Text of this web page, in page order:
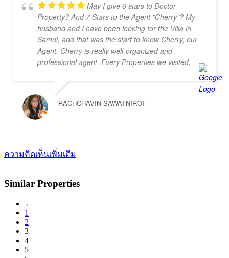
constantly reviewed marketing, photography and
even made regular visits to the property to suggest
changes that may broaden the appeal to wider
markets. Our advice, if you want promotion not just
commission taking, go directly to Cherry and thank
me later.
May I give 6 stars to Doctor
Property? And 7 Stars to the Agent "Cherry"? My
husband and I have been looking for the Villa in
Samui, and that was the start to know Cherry, our
Agent. Cherry is really well-organized and
professional agent. Every Properties we visited,
which helped us to make decision easier and
faster. Furthermore, she is very cooperative and be
patient to our pickiness to select the Villas (lol). At
the end of the trips, we haven't yet purchasing the
new plan for new property. Cherry and Doctor
RACHCHAVIN SAWATNIROT
ความคิดเห็นเพิ่มเติม
Similar Properties
←
1
2
3
4
5